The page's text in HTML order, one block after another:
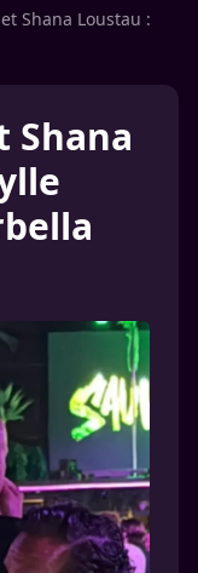
Shana Loustau :
Shana